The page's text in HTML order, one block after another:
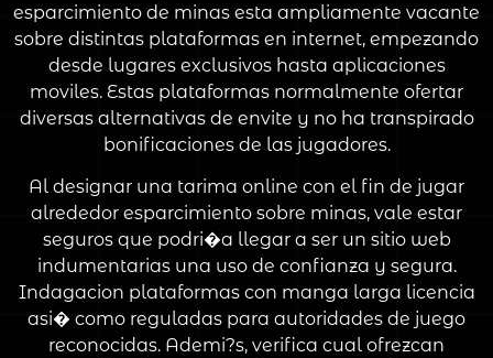
esparcimiento de minas esta ampliamente vacante
sobre distintas plataformas en internet, empezando
desde lugares exclusivos hasta aplicaciones
moviles. Estas plataformas normalmente ofertar
diversas alternativas de envite y no ha transpirado
bonificaciones de las jugadores.
Al designar una tarima online con el fin de jugar
alrededor esparcimiento sobre minas, vale estar
seguros que podri�a llegar a ser un sitio web
indumentarias una uso de confianza y segura.
Indagacion plataformas con manga larga licencia
asi� como reguladas para autoridades de juego
reconocidas. Ademi?s, verifica cual ofrezcan